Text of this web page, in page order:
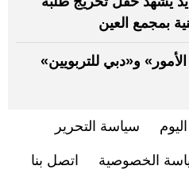
بمجمع العين
و«دبي للتربويين»
سياسة التحرير
الخصوصية اتصل بنا